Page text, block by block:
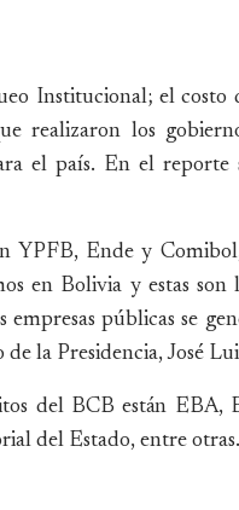
Institucional; el
realizaron los
el país. En el reporte
YPFB, Ende y
en Bolivia y estas son
públicas se
la Presidencia, José
del BCB están EBA,
del Estado, entre otras.